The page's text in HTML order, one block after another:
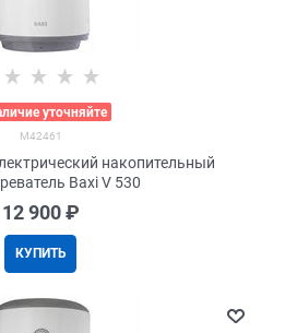
уточняйте
M42461
накопительный
Baxi V 530
12 900 ₽
КУПИТЬ